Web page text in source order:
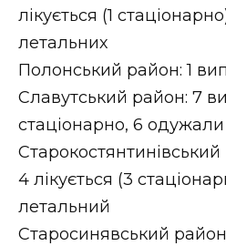
лікується (1
летальних
Полонський район: 1
Славутський район: 7
стаціонарно, 6 одужали
4 лікується (3
летальний
Старосинявський район: